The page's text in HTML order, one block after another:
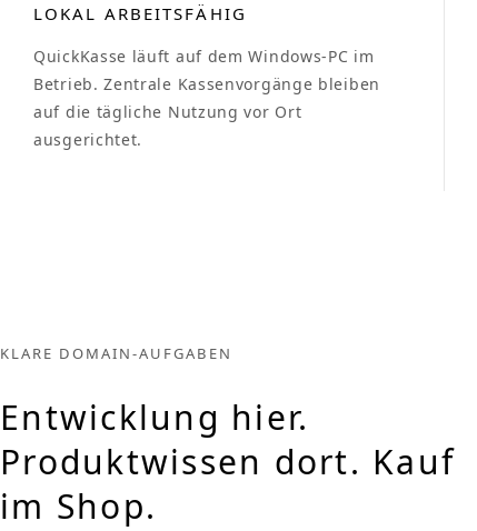
LOKAL ARBEITSFÄHIG
QuickKasse läuft auf dem Windows-PC im
Betrieb. Zentrale Kassenvorgänge bleiben
auf die tägliche Nutzung vor Ort
ausgerichtet.
KLARE DOMAIN-AUFGABEN
Entwicklung hier.
Produktwissen dort. Kauf
im Shop.